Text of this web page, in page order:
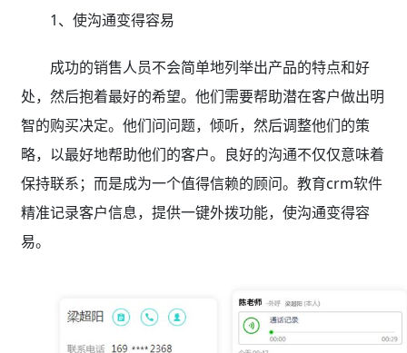
1、使沟通变得容易
成功的销售人员不会简单地列举出产品的特点和好
处，然后抱着最好的希望。他们需要帮助潜在客户做出明
智的购买决定。他们问问题，倾听，然后调整他们的策
略，以最好地帮助他们的客户。良好的沟通不仅仅意味着
保持联系；而是成为一个值得信赖的顾问。教育crm软件
精准记录客户信息，提供一键外拨功能，使沟通变得容
易。